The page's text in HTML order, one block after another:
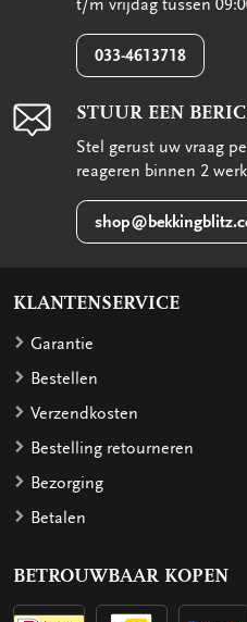
t/m vrijdag tussen
033-4613718
STUUR EEN
Stel gerust uw vraag
reageren binnen 2
KLANTENSERVICE
Garantie
Bestellen
Verzendkosten
Bestelling retourneren
Bezorging
Betalen
BETROUWBAAR KOPEN